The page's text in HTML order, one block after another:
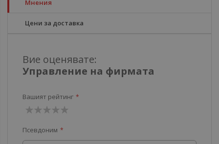
Мнения
Цени за доставка
Вие оценявате:
Управление на фирмата
Вашият рейтинг
звезда
звезди
звезди
звезди
звезди
Псевдоним